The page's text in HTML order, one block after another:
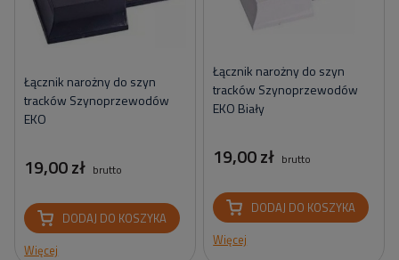
Łącznik narożny do szyn
tracków Szynoprzewodów
EKO
19,00 zł brutto
DODAJ DO KOSZYKA
Więcej
Łącznik narożny do szyn
tracków Szynoprzewodów
EKO Biały
19,00 zł brutto
DODAJ DO KOSZYKA
Więcej